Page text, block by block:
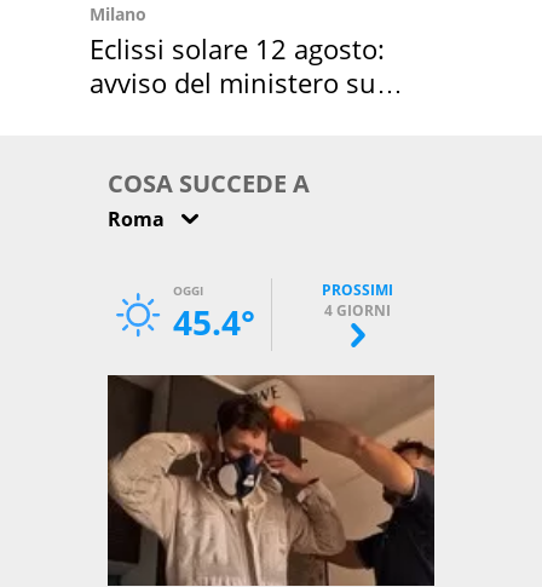
Milano
Eclissi solare 12 agosto:
avviso del ministero su